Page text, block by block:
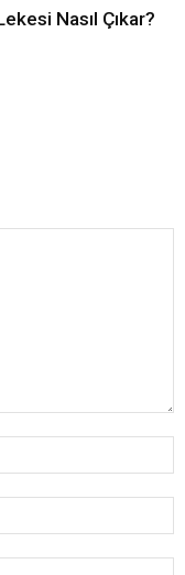
Nasıl Çıkar?